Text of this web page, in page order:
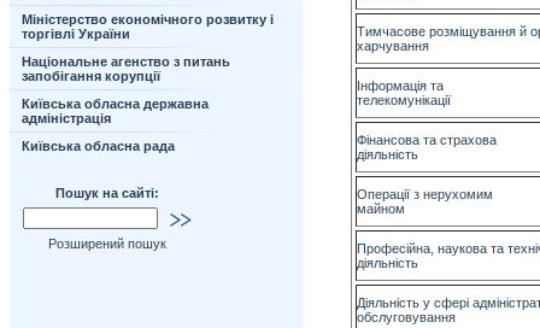
Міністерство економічного розвитку і
торгівлі України
Національне агенство з питань
запобігання корупції
Київська обласна державна
адміністрація
Київська обласна рада
Пошук на сайті:
Розширений пошук
Тимчасове розміщування й
Інформація та
Фінансова та страхова
Операції з нерухомим
Професійна, наукова та
Діяльність у сфері